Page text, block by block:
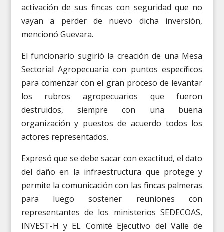
activación de sus fincas con seguridad que no
vayan a perder de nuevo dicha inversión,
mencionó Guevara.
El funcionario sugirió la creación de una Mesa
Sectorial Agropecuaria con puntos específicos
para comenzar con el gran proceso de levantar
los rubros agropecuarios que fueron
destruidos, siempre con una buena
organización y puestos de acuerdo todos los
actores representados.
Expresó que se debe sacar con exactitud, el dato
del daño en la infraestructura que protege y
permite la comunicación con las fincas palmeras
para luego sostener reuniones con
representantes de los ministerios SEDECOAS,
INVEST-H y EL Comité Ejecutivo del Valle de